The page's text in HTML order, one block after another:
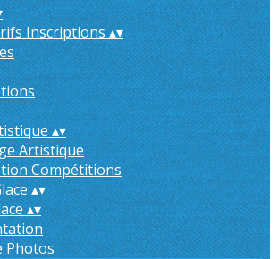
Inscriptions▴▾
▴▾
Artistique
Compétitions
▴▾
▴▾
Photos